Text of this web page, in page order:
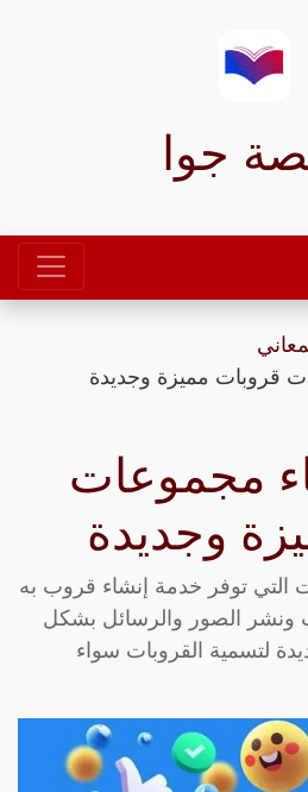
جوا
قروبات مميزة وجديدة
مجموعات
وجديدة
التي توفر خدمة إنشاء قروب به
ونشر الصور والرسائل بشكل
لتسمية القروبات سواء